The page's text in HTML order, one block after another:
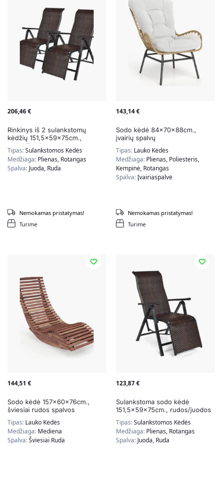
206,46€
Rinkinys iš 2 sulankstomų
kėdžių 151,5x59x75cm.,
rudos/juodos spalvos
Tipas:Sulankstomos Kėdės
Medžiaga: Plienas, Rotangas
Spalva: Juoda, Ruda
Turime
Nemokamas pristatymas!
143,14€
Sodo kėdė 84x70x88cm.,
įvairių spalvų
Tipas: Lauko Kėdės
Medžiaga: Plienas, Poliesteris,
Kempinė, Rotangas
Spalva:Įvairiaspalvė
Turime
Nemokamas pristatymas!
144,51 €
Sodo kėdė 157x60x76cm.,
šviesiai rudos spalvos
Tipas: Lauko Kėdės
Medžiaga: Mediena
Spalva:Šviesiai Ruda
123,87€
Sulankstoma sodo kėdė
151,5x59x75cm., rudos/juodos
spalvos
Tipas:Sulankstomos Kėdės
Medžiaga: Plienas, Rotangas
Spalva: Juoda, Ruda